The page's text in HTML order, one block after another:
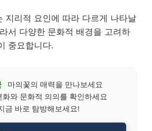
지리적 요인에 따라 다르게 나타날
서 다양한 문화적 배경을 고려하
중요합니다.
마의꽃의 매력을 만나보세요
화와 문화적 의의를 확인하세요
금 바로 탐방해보세요!